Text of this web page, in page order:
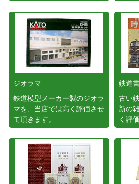
ジオラマ
鉄道模型メーカー製のジオラ
マを、当店では高く評価させ
て頂きます。
鉄道
古い
新の
く評